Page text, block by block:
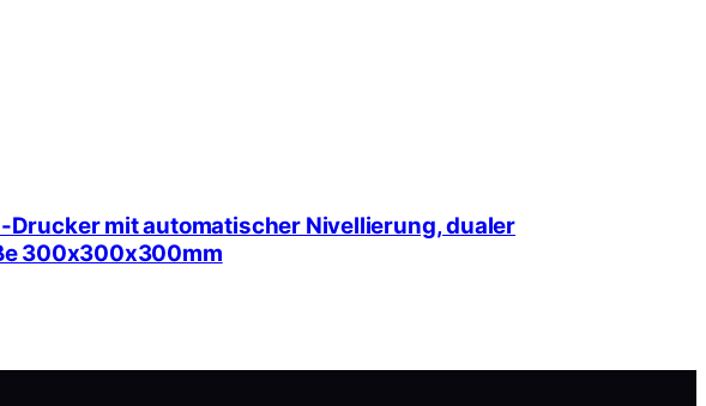
mit automatischer Nivellierung, dualer
300x300x300mm